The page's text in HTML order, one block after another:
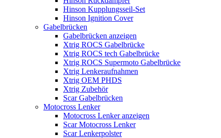
Hinson Kupplungsseil-Set
Hinson Ignition Cover
Gabelbrücken
Gabelbrücken anzeigen
Xtrig ROCS Gabelbrücke
Xtrig ROCS tech Gabelbrücke
Xtrig ROCS Supermoto Gabelbrücke
Xtrig Lenkeraufnahmen
Xtrig OEM PHDS
Xtrig Zubehör
Scar Gabelbrücken
Motocross Lenker
Motocross Lenker anzeigen
Scar Motocross Lenker
Scar Lenkerpolster